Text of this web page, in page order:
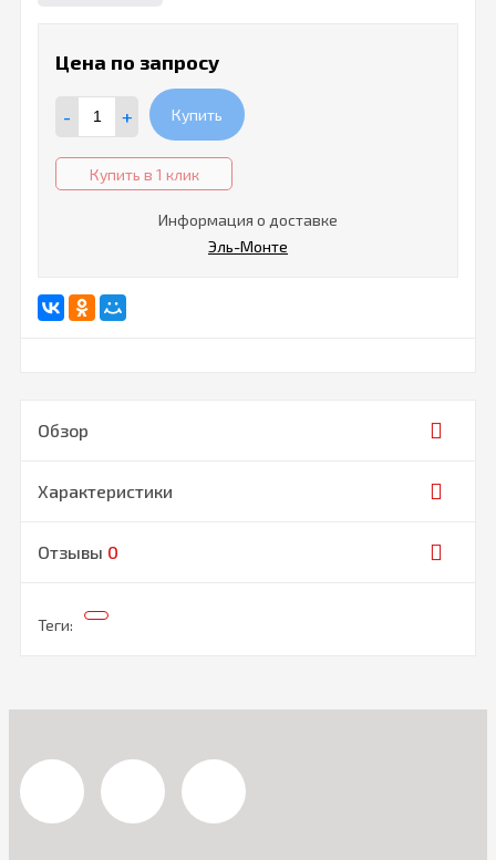
Цена по запросу
- + Купить
Купить в 1 клик
Информация о доставке
Эль-Монте
Обзор
Характеристики
Отзывы 0
Теги: